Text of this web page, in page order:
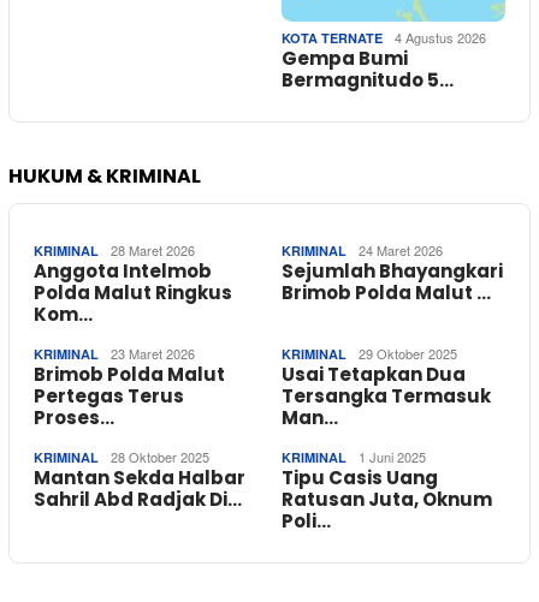
KOTA TERNATE 4 Agustus 2026
Gempa Bumi
Bermagnitudo 5…
HUKUM & KRIMINAL
KRIMINAL 28 Maret 2026
Anggota Intelmob
Polda Malut Ringkus
Kom…
KRIMINAL 24 Maret 2026
Sejumlah Bhayangkari
Brimob Polda Malut …
KRIMINAL 23 Maret 2026
Brimob Polda Malut
Pertegas Terus
Proses…
KRIMINAL 29 Oktober 2025
Usai Tetapkan Dua
Tersangka Termasuk
Man…
KRIMINAL 28 Oktober 2025
Mantan Sekda Halbar
Sahril Abd Radjak Di…
KRIMINAL 1 Juni 2025
Tipu Casis Uang
Ratusan Juta, Oknum
Poli…